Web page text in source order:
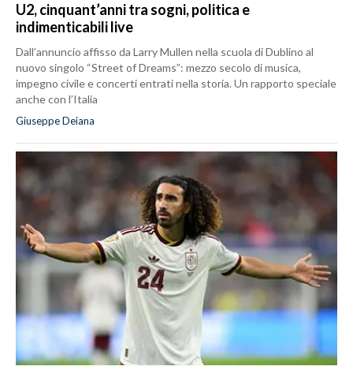
U2, cinquant’anni tra sogni, politica e
indimenticabili live
Dall’annuncio affisso da Larry Mullen nella scuola di Dublino al
nuovo singolo “Street of Dreams”: mezzo secolo di musica,
impegno civile e concerti entrati nella storia. Un rapporto speciale
anche con l’Italia
Giuseppe Deiana